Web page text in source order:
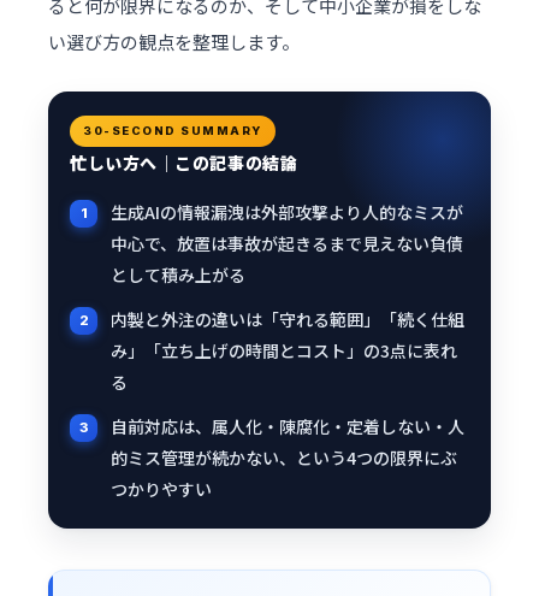
ると何が限界になるのか、そして中小企業が損をしな
い選び方の観点を整理します。
30-SECOND SUMMARY
忙しい方へ｜この記事の結論
生成AIの情報漏洩は外部攻撃より人的なミスが
中心で、放置は事故が起きるまで見えない負債
として積み上がる
内製と外注の違いは「守れる範囲」「続く仕組
み」「立ち上げの時間とコスト」の3点に表れ
る
自前対応は、属人化・陳腐化・定着しない・人
的ミス管理が続かない、という4つの限界にぶ
つかりやすい